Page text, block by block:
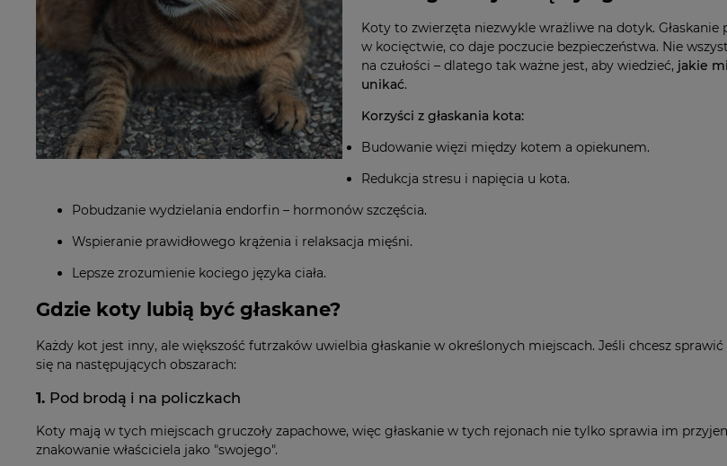
Koty to zwierzęta niezwykle wrażliwe na dotyk.
w kocięctwie, co daje poczucie bezpieczeństwa. Nie
na czułości – dlatego tak ważne jest, aby wiedzieć, jakie
unikać.
Korzyści z głaskania kota:
Budowanie więzi między kotem a opiekunem.
Redukcja stresu i napięcia u kota.
Pobudzanie wydzielania endorfin – hormonów szczęścia.
Wspieranie prawidłowego krążenia i relaksacja mięśni.
Lepsze zrozumienie kociego języka ciała.
Gdzie koty lubią być głaskane?
Każdy kot jest inny, ale większość futrzaków uwielbia głaskanie w określonych miejscach. Jeśli chcesz
się na następujących obszarach:
1. Pod brodą i na policzkach
Koty mają w tych miejscach gruczoły zapachowe, więc głaskanie w tych rejonach nie tylko sprawia im
znakowanie właściciela jako "swojego".